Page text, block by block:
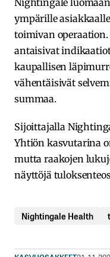
ympärille
toimivan
antaisivat
kaupallisen
vähentäisivät
summaa.
Sijoittajalla
Yhtiön kasvutarina
mutta raakojen
näyttöjä
Nightingale Health